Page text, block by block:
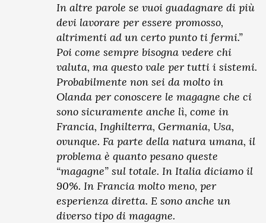
In altre parole se vuoi guadagnare di più
devi lavorare per essere promosso,
altrimenti ad un certo punto ti fermi.”
Poi come sempre bisogna vedere chi
valuta, ma questo vale per tutti i sistemi.
Probabilmente non sei da molto in
Olanda per conoscere le magagne che ci
sono sicuramente anche lì, come in
Francia, Inghilterra, Germania, Usa,
ovunque. Fa parte della natura umana, il
problema è quanto pesano queste
“magagne” sul totale. In Italia diciamo il
90%. In Francia molto meno, per
esperienza diretta. E sono anche un
diverso tipo di magagne.